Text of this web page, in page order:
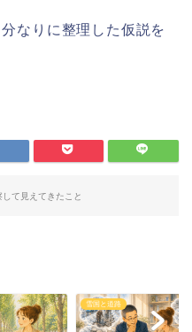
なりに整理した仮説を
て見えてきたこと
雪国と道路